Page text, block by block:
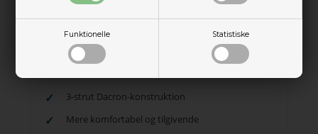
Funktionelle Statistiske
Selvom Reflex bygger på Vortex-platformen, er der nogle
væsentlige forskelle.
REFLEX
3-strut Dacron-konstruktion
Mere komfortabel og tilgivende